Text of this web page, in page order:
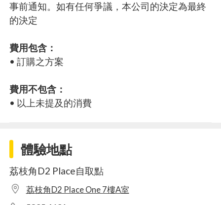
事前通知。如有任何爭議，本公司的決定為最終
的決定
費用包含：
• 訂購之方案
費用不包含：
• 以上未提及的消費
體驗地點
荔枝角D2 Place自取點
荔枝角D2 Place One 7樓A室